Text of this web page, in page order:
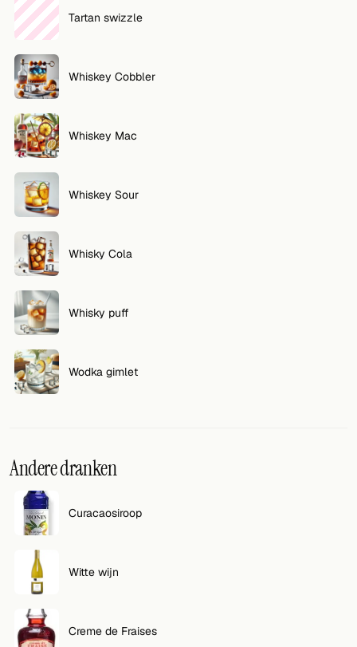
Tartan swizzle
Whiskey Cobbler
Whiskey Mac
Whiskey Sour
Whisky Cola
Whisky puff
Wodka gimlet
Andere dranken
Curacaosiroop
Witte wijn
Creme de Fraises